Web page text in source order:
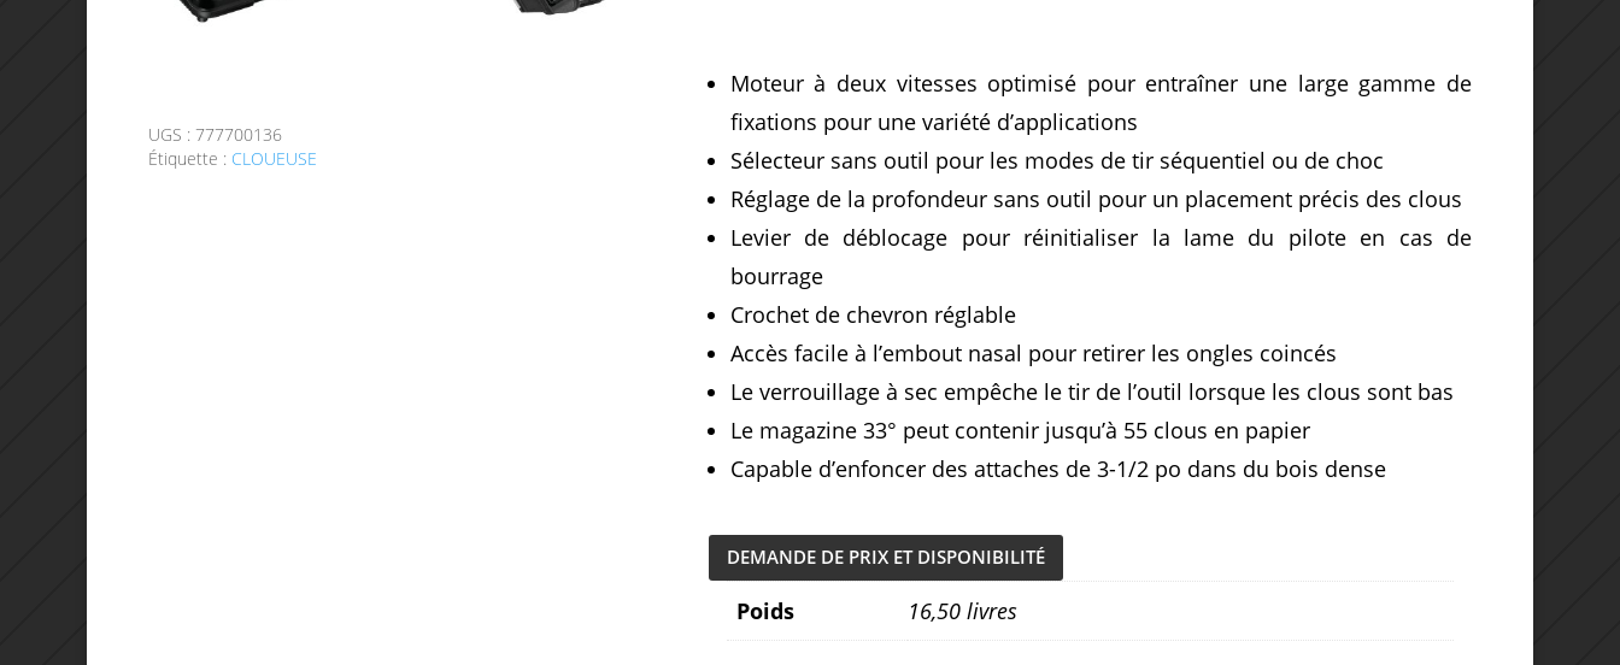
UGS : 777700136
Étiquette : CLOUEUSE
Moteur à deux vitesses optimisé pour entraîner une large gamme de
fixations pour une variété d’applications
Sélecteur sans outil pour les modes de tir séquentiel ou de choc
Réglage de la profondeur sans outil pour un placement précis des clous
Levier de déblocage pour réinitialiser la lame du pilote en cas de
bourrage
Crochet de chevron réglable
Accès facile à l’embout nasal pour retirer les ongles coincés
Le verrouillage à sec empêche le tir de l’outil lorsque les clous sont bas
Le magazine 33° peut contenir jusqu’à 55 clous en papier
Capable d’enfoncer des attaches de 3-1/2 po dans du bois dense
DEMANDE DE PRIX ET DISPONIBILITÉ
Poids 16,50 livres